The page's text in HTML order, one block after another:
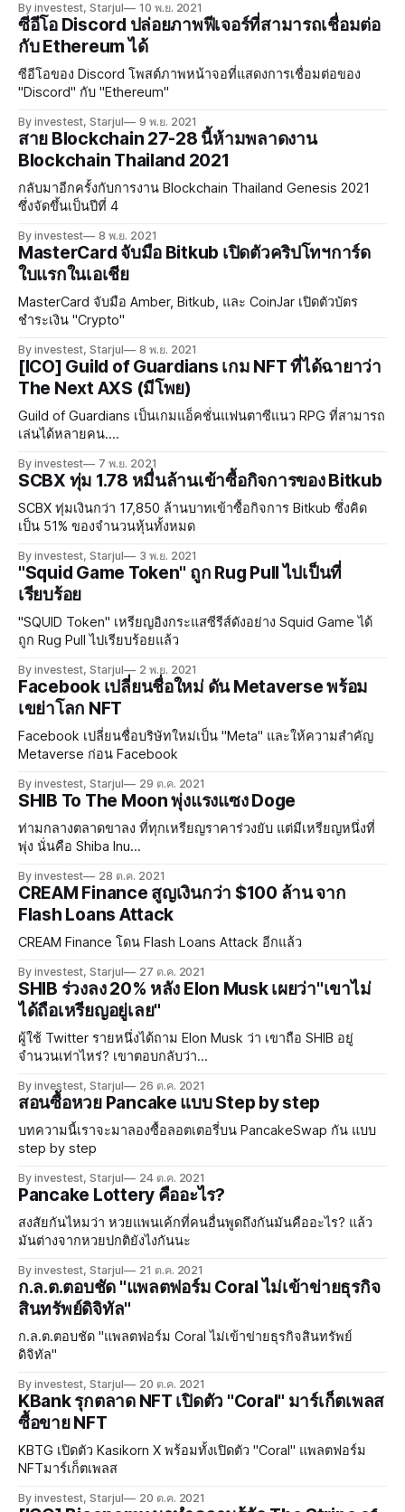
By investest, Starjul 10 พ.ย. 2021
ซีอีโอ Discord ปล่อยภาพฟีเจอร์ที่สามารถเชื่อมต่อ
กับ Ethereum ได้
ซีอีโอของ Discord โพสต์ภาพหน้าจอที่แสดงการเชื่อมต่อของ
"Discord" กับ "Ethereum"
By investest, Starjul 9 พ.ย. 2021
สาย Blockchain 27-28 นี้ห้ามพลาดงาน
Blockchain Thailand 2021
กลับมาอีกครั้งกับการงาน Blockchain Thailand Genesis 2021
ซึ่งจัดขึ้นเป็นปีที่ 4
By investest 8 พ.ย. 2021
MasterCard จับมือ Bitkub เปิดตัวคริปโทฯการ์ด
ใบแรกในเอเชีย
MasterCard จับมือ Amber, Bitkub, และ CoinJar เปิดตัวบัตร
ชำระเงิน "Crypto"
By investest, Starjul 8 พ.ย. 2021
[ICO] Guild of Guardians เกม NFT ที่ได้ฉายาว่า
The Next AXS (มีโพย)
Guild of Guardians เป็นเกมแอ็คชั่นแฟนตาซีแนว RPG ที่สามารถ
เล่นได้หลายคน....
By investest 7 พ.ย. 2021
SCBX ทุ่ม 1.78 หมื่นล้านเข้าซื้อกิจการของ Bitkub
SCBX ทุ่มเงินกว่า 17,850 ล้านบาทเข้าซื้อกิจการ Bitkub ซึ่งคิด
เป็น 51% ของจำนวนหุ้นทั้งหมด
By investest, Starjul 3 พ.ย. 2021
"Squid Game Token" ถูก Rug Pull ไปเป็นที่
เรียบร้อย
"SQUID Token" เหรียญอิงกระแสซีรีส์ดังอย่าง Squid Game ได้
ถูก Rug Pull ไปเรียบร้อยแล้ว
By investest, Starjul 2 พ.ย. 2021
Facebook เปลี่ยนชื่อใหม่ ดัน Metaverse พร้อม
เขย่าโลก NFT
Facebook เปลี่ยนชื่อบริษัทใหม่เป็น "Meta" และให้ความสำคัญ
Metaverse ก่อน Facebook
By investest, Starjul 29 ต.ค. 2021
SHIB To The Moon พุ่งแรงแซง Doge
ท่ามกลางตลาดขาลง ที่ทุกเหรียญราคาร่วงยับ แต่มีเหรียญหนึ่งที่
พุ่ง นั่นคือ Shiba Inu...
By investest 28 ต.ค. 2021
CREAM Finance สูญเงินกว่า $100 ล้าน จาก
Flash Loans Attack
CREAM Finance โดน Flash Loans Attack อีกแล้ว
By investest, Starjul 27 ต.ค. 2021
SHIB ร่วงลง 20% หลัง Elon Musk เผยว่า"เขาไม่
ได้ถือเหรียญอยู่เลย"
ผู้ใช้ Twitter รายหนึ่งได้ถาม Elon Musk ว่า เขาถือ SHIB อยู่
จำนวนเท่าไหร่? เขาตอบกลับว่า...
By investest, Starjul 26 ต.ค. 2021
สอนซื้อหวย Pancake แบบ Step by step
บทความนี้เราจะมาลองซื้อลอตเตอรี่บน PancakeSwap กัน แบบ
step by step
By investest, Starjul 24 ต.ค. 2021
Pancake Lottery คืออะไร?
สงสัยกันไหมว่า หวยแพนเค้กที่คนอื่นพูดถึงกันมันคืออะไร? แล้ว
มันต่างจากหวยปกติยังไงกันนะ
By investest, Starjul 21 ต.ค. 2021
ก.ล.ต.ตอบชัด "แพลตฟอร์ม Coral ไม่เข้าข่ายธุรกิจ
สินทรัพย์ดิจิทัล"
ก.ล.ต.ตอบชัด "แพลตฟอร์ม Coral ไม่เข้าข่ายธุรกิจสินทรัพย์
ดิจิทัล"
By investest, Starjul 20 ต.ค. 2021
KBank รุกตลาด NFT เปิดตัว "Coral" มาร์เก็ตเพลส
ซื้อขาย NFT
KBTG เปิดตัว Kasikorn X พร้อมทั้งเปิดตัว "Coral" แพลตฟอร์ม
NFTมาร์เก็ตเพลส
By investest, Starjul 20 ต.ค. 2021